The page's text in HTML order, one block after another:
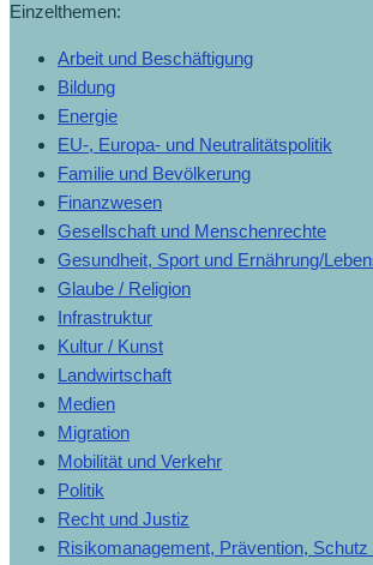
Einzelthemen:
Arbeit und Beschäftigung
Bildung
Energie
EU-, Europa- und Neutralitätspolitik
Familie und Bevölkerung
Finanzwesen
Gesellschaft und Menschenrechte
Gesundheit, Sport und Ernährung/
Glaube / Religion
Infrastruktur
Kultur / Kunst
Landwirtschaft
Medien
Migration
Mobilität und Verkehr
Politik
Recht und Justiz
Risikomanagement, Prävention, Schutz